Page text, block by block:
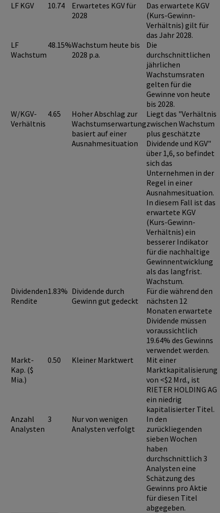
LF KGV 10.74
Erwartetes KGV für
2028
Das erwartete KGV
(Kurs-Gewinn-
Verhältnis) gilt für
das Jahr 2028.
LF
Wachstum
48.15%Wachstum heute bis
2028 p.a.
Die
durchschnittlichen
jährlichen
Wachstumsraten
gelten für die
Gewinne von heute
bis 2028.
W/KGV-
Verhältnis
4.65
Hoher Abschlag zur
Wachstumserwartung
basiert auf einer
Ausnahmesituation
Liegt das "Verhältnis
zwischen Wachstum
plus geschätzte
Dividende und KGV"
über 1,6, so befindet
sich das
Unternehmen in der
Regel in einer
Ausnahmesituation.
In diesem Fall ist das
erwartete KGV
(Kurs-Gewinn-
Verhältnis) ein
besserer Indikator
für die nachhaltige
Gewinnentwicklung
als das langfrist.
Wachstum.
Dividenden
Rendite
1.83% Dividende durch
Gewinn gut gedeckt
Für die während den
nächsten 12
Monaten erwartete
Dividende müssen
voraussichtlich
19.64% des Gewinns
verwendet werden.
Markt-
Kap. ($
Mia.)
0.50 Kleiner Marktwert
Mit einer
Marktkapitalisierung
von <$2 Mrd., ist
RIETER HOLDING AG
ein niedrig
kapitalisierter Titel.
Anzahl
Analysten
3
Nur von wenigen
Analysten verfolgt
In den
zurückliegenden
sieben Wochen
haben
durchschnittlich 3
Analysten eine
Schätzung des
Gewinns pro Aktie
für diesen Titel
abgegeben.